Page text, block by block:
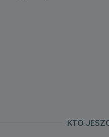
KTO